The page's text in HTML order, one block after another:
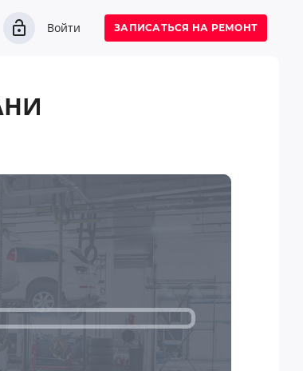
Войти ЗАПИСАТЬСЯ НА РЕМОНТ